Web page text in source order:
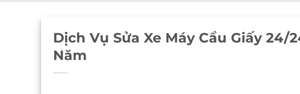
Dịch Vụ Sửa Xe Máy Cầu Giấy 24/
Năm